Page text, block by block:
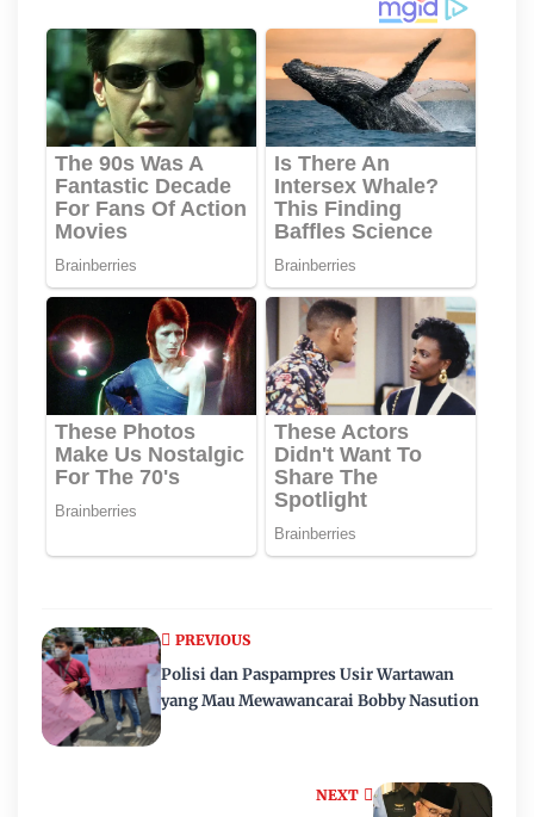
NEXT
PREVIOUS
Polisi dan Paspampres Usir Wartawan
yang Mau Mewawancarai Bobby Nasution